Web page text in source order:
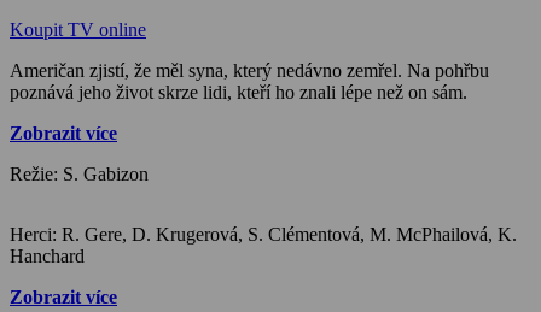
Koupit TV online
Američan zjistí, že měl syna, který nedávno zemřel. Na pohřbu
poznává jeho život skrze lidi, kteří ho znali lépe než on sám.
Zobrazit více
Režie: S. Gabizon
Herci: R. Gere, D. Krugerová, S. Clémentová, M. McPhailová, K.
Hanchard
Zobrazit více